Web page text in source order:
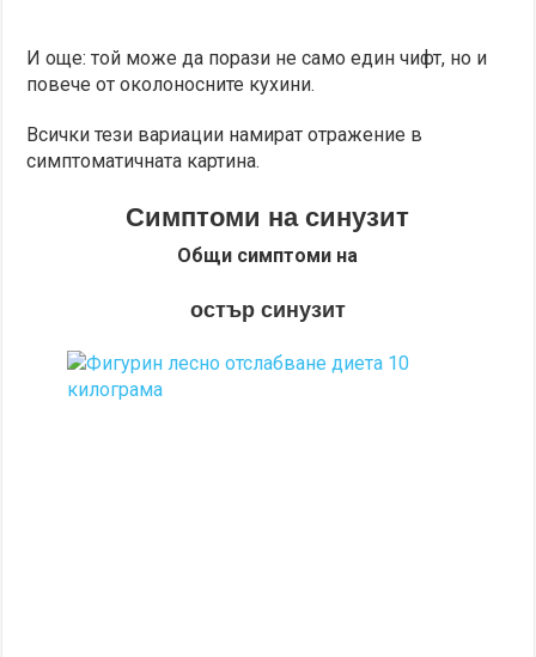
И още: той може да порази не само един чифт, но и
повече от околоносните кухини.
Всички тези вариации намират отражение в
симптоматичната картина.
Симптоми на синузит
Общи симптоми на
остър синузит